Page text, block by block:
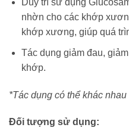
Duy trì sử dụng
nhờn cho các khớp
khớp xương, giúp quá
Tác dụng giảm đau,
khớp.
*Tác dụng có thể khác
Đối tượng sử dụng: